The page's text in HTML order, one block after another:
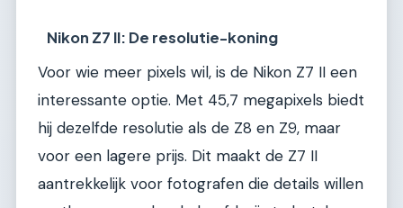
Nikon Z7 II: De resolutie-koning
Voor wie meer pixels wil, is de Nikon Z7 II een
interessante optie. Met 45,7 megapixels biedt
hij dezelfde resolutie als de Z8 en Z9, maar
voor een lagere prijs. Dit maakt de Z7 II
aantrekkelijk voor fotografen die details willen